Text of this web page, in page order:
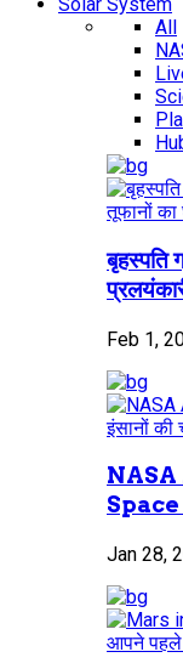
All
Feb 1,
Jan 28,